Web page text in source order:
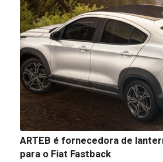
ARTEB é fornecedora de
para o Fiat Fastback